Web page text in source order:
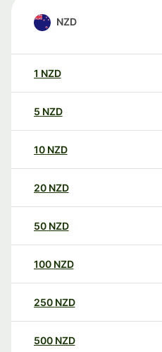
NZD
1 NZD
5 NZD
10 NZD
20 NZD
50 NZD
100 NZD
250 NZD
500 NZD